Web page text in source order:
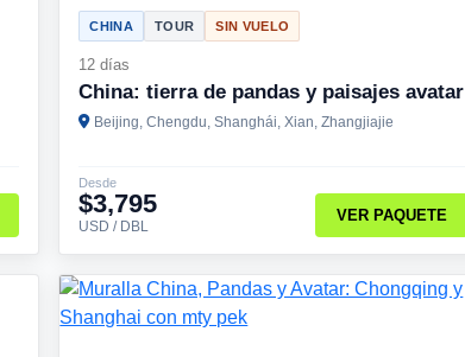
CHINA TOUR SIN VUELO
12 días
China: tierra de pandas y paisajes avatar
Beijing, Chengdu, Shanghái, Xian, Zhangjiajie
Desde
$3,795
USD / DBL
VER PAQUETE